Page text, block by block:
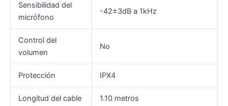
Sensibilidad del
micrófono
-42±3dB a 1kHz
Control del
volumen
No
Protección IPX4
Longitud del cable 1.10 metros